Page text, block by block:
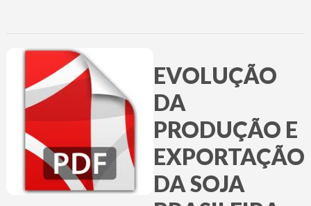
EVOLUÇÃO
DA
PRODUÇÃO E
EXPORTAÇÃO
DA SOJA